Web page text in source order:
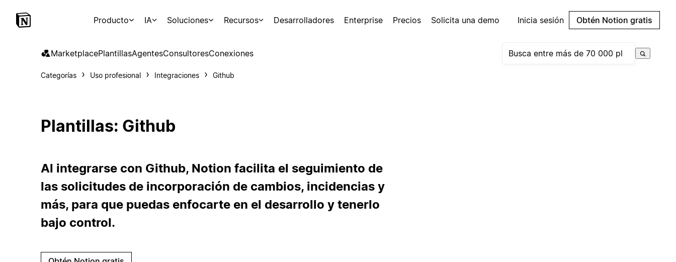
Producto IA Soluciones Recursos Desarrolladores Enterprise Precios Solicita una demo Inicia sesión Obtén Notion gratis
MarketplacePlantillasAgentesConsultoresConexiones
Categorías Uso profesional Integraciones Github
Plantillas: Github
Al integrarse con Github, Notion facilita el seguimiento de
las solicitudes de incorporación de cambios, incidencias y
más, para que puedas enfocarte en el desarrollo y tenerlo
bajo control.